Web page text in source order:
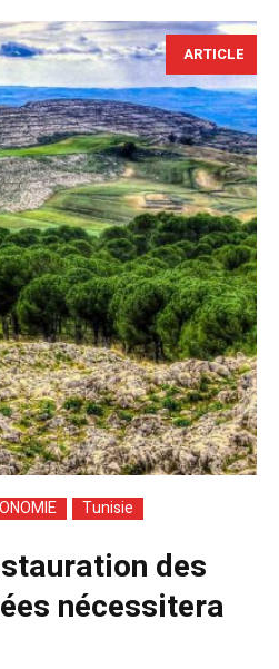
ARTICLE
Tunisie
des
nécessitera